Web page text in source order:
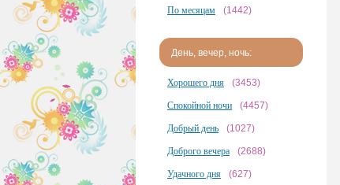
По месяцам (1442)
День, вечер, ночь:
Хорошего дня (3453)
Спокойной ночи (4457)
Добрый день (1027)
Доброго вечера (2688)
Удачного дня (627)